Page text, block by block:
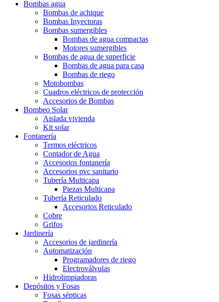
Bombas agua
Bombas de achique
Bombas Inyectoras
Bombas sumergibles
Bombas de agua compactas
Motores sumergibles
Bombas de agua de superficie
Bombas de agua para casa
Bombas de riego
Motobombas
Cuadros eléctricos de protección
Accesorios de Bombas
Bombeo Solar
Aislada vivienda
Kit solar
Fontanería
Termos eléctricos
Contador de Agua
Accesorios fontanería
Accesorios pvc sanitario
Tubería Multicapa
Piezas Multicapa
Tubería Reticulado
Accesorios Reticulado
Cobre
Grifos
Jardinería
Accesorios de jardinería
Automatización
Programadores de riego
Electroválvulas
Hidrolimpiadoras
Depósitos y Fosas
Fosas sépticas